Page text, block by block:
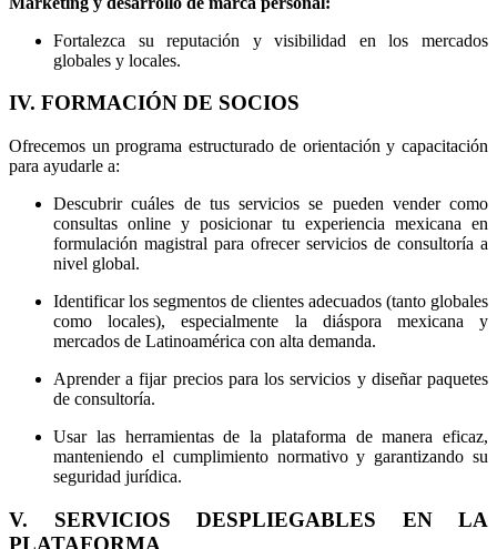
Fortalezca su reputación y visibilidad en los mercados
globales y locales.
IV. FORMACIÓN DE SOCIOS
Ofrecemos un programa estructurado de orientación y capacitación
para ayudarle a:
Descubrir cuáles de tus servicios se pueden vender como
consultas online y posicionar tu experiencia mexicana en
formulación magistral para ofrecer servicios de consultoría a
nivel global.
Identificar los segmentos de clientes adecuados (tanto globales
como locales), especialmente la diáspora mexicana y
mercados de Latinoamérica con alta demanda.
Aprender a fijar precios para los servicios y diseñar paquetes
de consultoría.
Usar las herramientas de la plataforma de manera eficaz,
manteniendo el cumplimiento normativo y garantizando su
seguridad jurídica.
V. SERVICIOS DESPLIEGABLES EN LA
PLATAFORMA